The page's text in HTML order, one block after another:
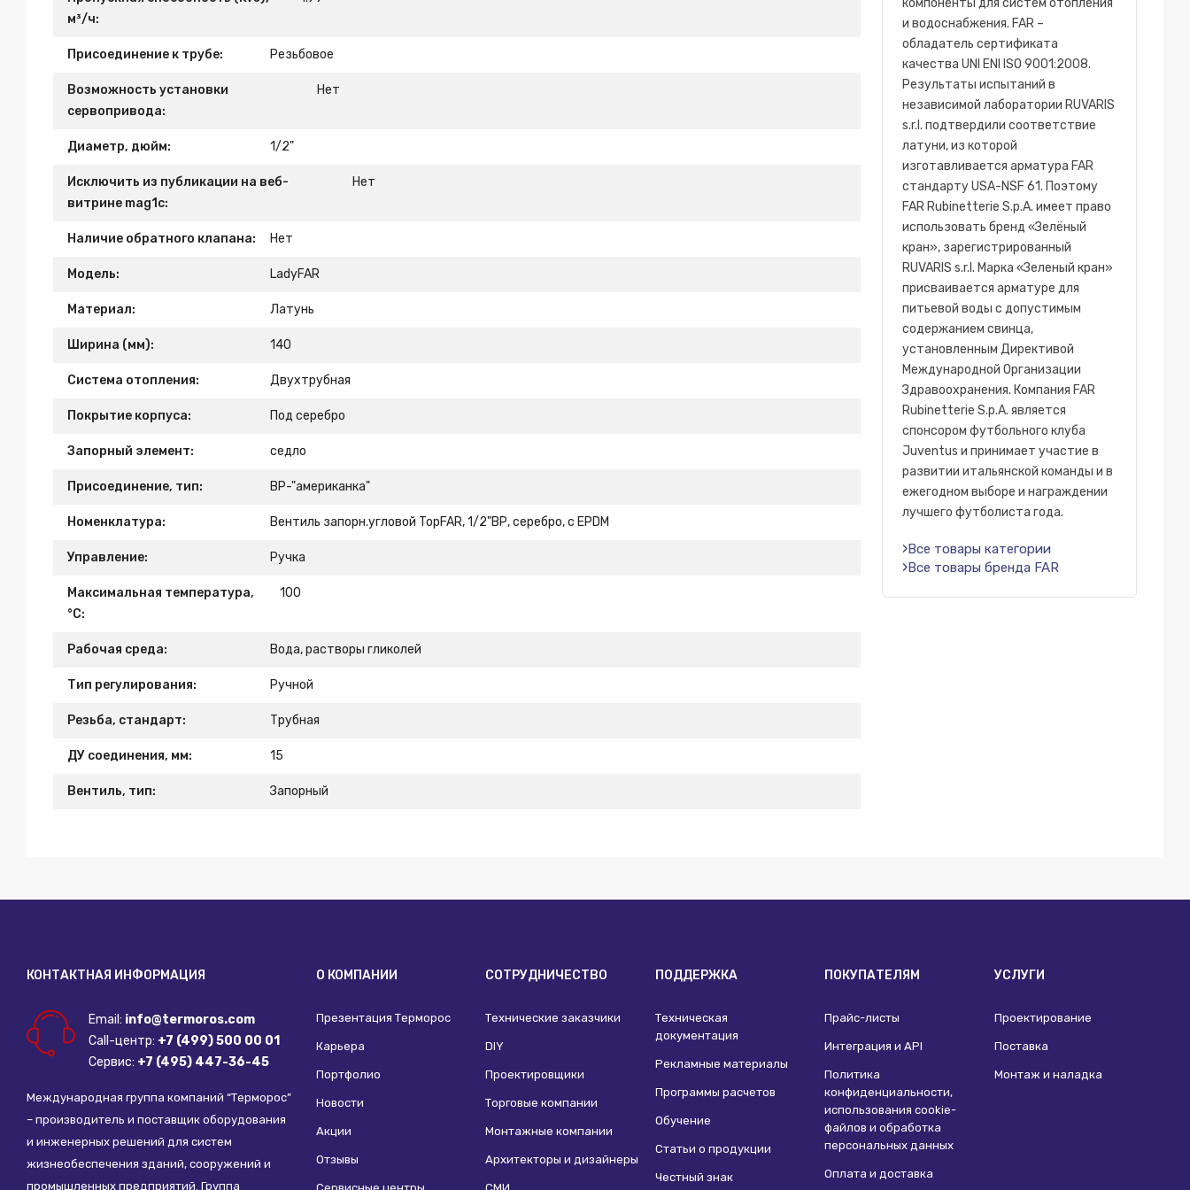
м³/ч:
Присоединение к трубе: Резьбовое
Возможность установки
сервопривода:
Нет
Диаметр, дюйм: 1/2"
Исключить из публикации на веб-
витрине mag1c:
Нет
Наличие обратного клапана: Нет
Модель: LadyFAR
Материал: Латунь
Ширина (мм): 140
Система отопления: Двухтрубная
Покрытие корпуса: Под серебро
Запорный элемент: седло
Присоединение, тип: ВР-"американка"
Номенклатура: Вентиль запорн.угловой TopFAR, 1/2"ВР, серебро, с EPDM
Управление: Ручка
Максимальная температура,
°С:
100
Рабочая среда: Вода, растворы гликолей
Тип регулирования: Ручной
Резьба, стандарт: Трубная
ДУ соединения, мм: 15
Вентиль, тип: Запорный
компоненты для систем отопления
и водоснабжения. FAR –
обладатель сертификата
качества UNI ENI ISO 9001:2008.
Результаты испытаний в
независимой лаборатории RUVARIS
s.r.l. подтвердили соответствие
латуни, из которой
изготавливается арматура FAR
стандарту USA-NSF 61. Поэтому
FAR Rubinetterie S.p.A. имеет право
использовать бренд «Зелёный
кран», зарегистрированный
RUVARIS s.r.l. Марка «Зеленый кран»
присваивается арматуре для
питьевой воды с допустимым
содержанием свинца,
установленным Директивой
Международной Организации
Здравоохранения. Компания FAR
Rubinetterie S.p.A. является
спонсором футбольного клуба
Juventus и принимает участие в
развитии итальянской команды и в
ежегодном выборе и награждении
лучшего футболиста года.
Все товары категории
Все товары бренда FAR
КОНТАКТНАЯ ИНФОРМАЦИЯ
Email: info@termoros.com
Call-центр: +7 (499) 500 00 01
Сервис: +7 (495) 447-36-45
Международная группа компаний “Терморос”
– производитель и поставщик оборудования
и инженерных решений для систем
жизнеобеспечения зданий, сооружений и
промышленных предприятий. Группа
О КОМПАНИИ
Презентация Терморос
Карьера
Портфолио
Новости
Акции
Отзывы
СОТРУДНИЧЕСТВО
Технические заказчики
DIY
Проектировщики
Торговые компании
Монтажные компании
Архитекторы и дизайнеры
ПОДДЕРЖКА
Техническая
документация
Рекламные материалы
Программы расчетов
Обучение
Статьи о продукции
Честный знак
ПОКУПАТЕЛЯМ
Прайс-листы
Интеграция и API
Политика
конфиденциальности,
использования сookie-
файлов и обработка
персональных данных
Оплата и доставка
УСЛУГИ
Проектирование
Поставка
Монтаж и наладка